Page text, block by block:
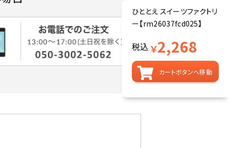
ひととえ スイーツファクトリ
ー【rm26037fcd025】
税込 ￥2,268
カートボタンへ移動